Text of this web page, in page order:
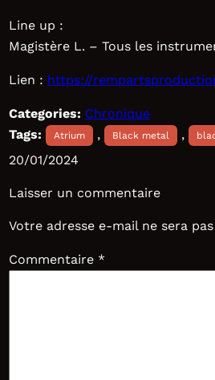
Line up :
Magistère L. – Tous les
Lien : https://
Categories: Chronique
Tags:
Atrium , Black metal ,
20/01/2024
Laisser un commentaire
Votre adresse e-mail ne sera
Commentaire *